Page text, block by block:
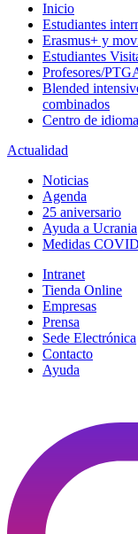
Inicio
Estudiantes
Erasmus+ y
Estudiantes
Profesores/
Blended
combinados
Centro de
Actualidad
Noticias
Agenda
25 aniversario
Ayuda a Ucrania
Medidas
Intranet
Tienda Online
Empresas
Prensa
Sede Electrónica
Contacto
Ayuda